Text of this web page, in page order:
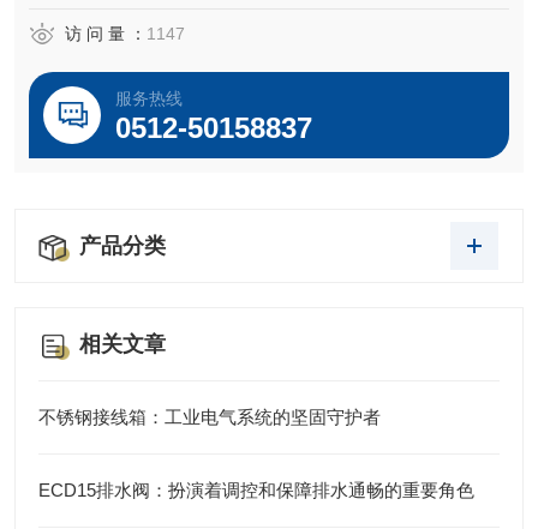
访 问 量 ： 1147
服务热线
0512-50158837
产品分类
相关文章
不锈钢接线箱：工业电气系统的坚固守护者
ECD15排水阀：扮演着调控和保障排水通畅的重要角色